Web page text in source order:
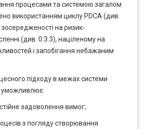
процесами та системою загалом
використанням циклу РDСА (див.
зосередженості на ризик-
(див. 0.3.3), націленому на
і запобігання небажаним
підходу в межах системи
уможливлює:
задоволення вимог;
з погляду створювання